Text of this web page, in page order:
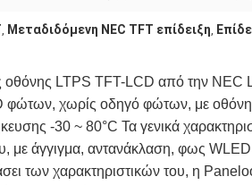
, Μεταδιδόμενη NEC TFT επίδειξη,
οθόνης LTPS TFT-LCD από την
φώτων, χωρίς οδηγό φώτων, με
-30 ~ 80°C Τα γενικά
με άγγιγμα, αντανάκλαση, φως
των χαρακτηριστικών του, η